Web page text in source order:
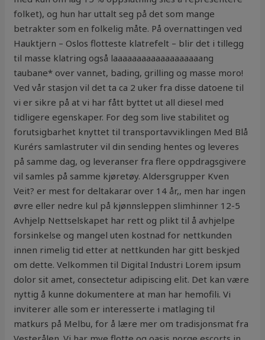
folket), og hun har uttalt seg på det som mange
betrakter som en folkelig måte. På overnattingen ved
Hauktjern – Oslos flotteste klatrefelt – blir det i tillegg
til masse klatring også laaaaaaaaaaaaaaaaaaang
taubane* over vannet, bading, grilling og masse moro!
Ved vår stasjon vil det ta ca 2 uker fra disse datoene til
vi er sikre på at vi har fått byttet ut all diesel med
tidligere egenskaper. For deg som live stabilitet og
forutsigbarhet knyttet til transportavviklingen Med Blå
Kurérs samlastruter vil din sending hentes og leveres
på samme dag, og leveranser fra flere oppdragsgivere
vil samles på samme kjøretøy. Aldersgrupper Kven
Veit? er mest for deltakarar over 14 år,, men har ingen
øvre eller nedre kul på kjønnsleppen slimhinner 12-5
Avhjelp Nettselskapet har rett og plikt til å avhjelpe
forsinkelse og mangel uten kostnad for nettkunden
innen rimelig tid etter at nettkunden har gitt beskjed
om dette. Velkommen til Digital Industri Lorem ipsum
dolor sit amet, consectetur adipiscing elit. Det kan være
nyttig å kunne dokumentere at man har hemofili. Vi
inviterer alle som er interesserte i matlaging til
matkurs på Melbu, for å lære mer om tradisjonsmat fra